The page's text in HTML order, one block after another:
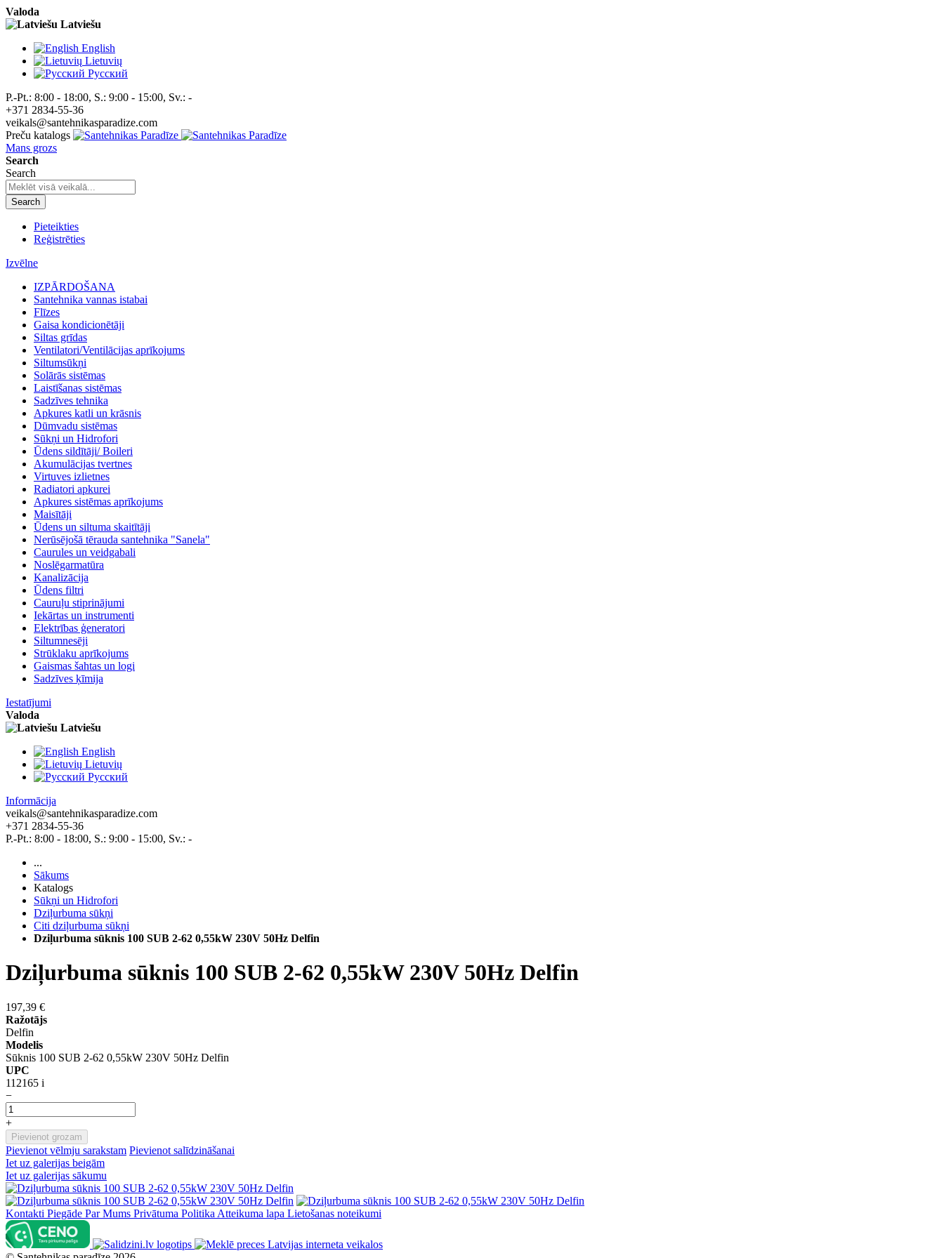
Valoda
Latviešu
English
Lietuvių
Pусский
P.-Pt.: 8:00 - 18:00, S.: 9:00 - 15:00, Sv.: -
+371 2834-55-36
veikals@santehnikasparadize.com
Preču katalogs
Mans grozs
Search
Search
Search
Pieteikties
Reģistrēties
Izvēlne
IZPĀRDOŠANA
Santehnika vannas istabai
Flīzes
Gaisa kondicionētāji
Siltas grīdas
Ventilatori/Ventilācijas aprīkojums
Siltumsūkņi
Solārās sistēmas
Laistīšanas sistēmas
Sadzīves tehnika
Apkures katli un krāsnis
Dūmvadu sistēmas
Sūkņi un Hidrofori
Ūdens sildītāji/ Boileri
Akumulācijas tvertnes
Virtuves izlietnes
Radiatori apkurei
Apkures sistēmas aprīkojums
Maisītāji
Ūdens un siltuma skaitītāji
Nerūsējošā tērauda santehnika "Sanela"
Caurules un veidgabali
Noslēgarmatūra
Kanalizācija
Ūdens filtri
Cauruļu stiprinājumi
Iekārtas un instrumenti
Elektrības ģeneratori
Siltumnesēji
Strūklaku aprīkojums
Gaismas šahtas un logi
Sadzīves ķīmija
Iestatījumi
Valoda
Latviešu
English
Lietuvių
Pусский
Informācija
veikals@santehnikasparadize.com
+371 2834-55-36
P.-Pt.: 8:00 - 18:00, S.: 9:00 - 15:00, Sv.: -
...
Sākums
Katalogs
Sūkņi un Hidrofori
Dziļurbuma sūkņi
Citi dziļurbuma sūkņi
Dziļurbuma sūknis 100 SUB 2-62 0,55kW 230V 50Hz Delfin
Dziļurbuma sūknis 100 SUB 2-62 0,55kW 230V 50Hz Delfin
197,39 €
Ražotājs
Delfin
Modelis
Sūknis 100 SUB 2-62 0,55kW 230V 50Hz Delfin
UPC
112165 i
−
+
Pievienot grozam
Pievienot vēlmju sarakstam Pievienot salīdzināšanai
Iet uz galerijas beigām
Iet uz galerijas sākumu
Kontakti Piegāde Par Mums Privātuma Politika Atteikuma lapa Lietošanas noteikumi